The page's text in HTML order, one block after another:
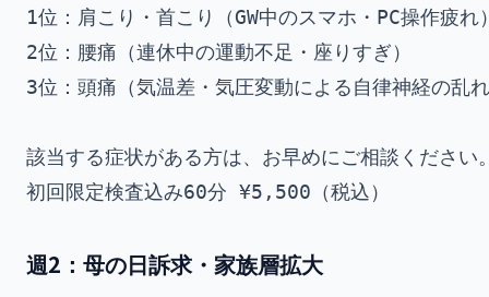
1位：肩こり・首こり（GW中のスマホ・PC操作疲れ
2位：腰痛（連休中の運動不足・座りすぎ）
3位：頭痛（気温差・気圧変動による自律神経の乱
該当する症状がある方は、お早めにご相談ください
週2：母の日訴求・家族層拡大